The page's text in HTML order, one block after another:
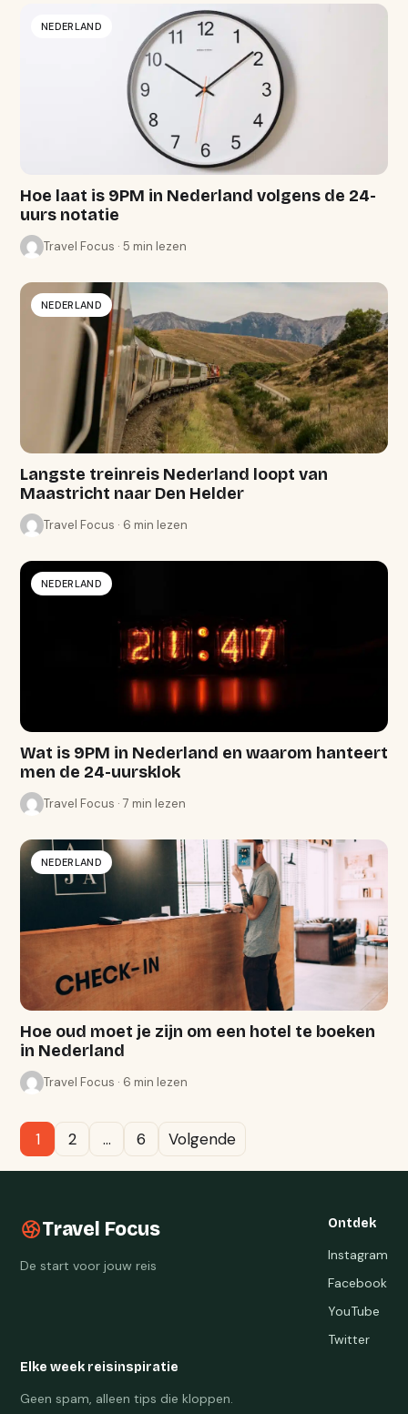
NEDERLAND
Hoe laat is 9PM in Nederland volgens de 24-
uurs notatie
Travel Focus · 5 min lezen
NEDERLAND
Langste treinreis Nederland loopt van
Maastricht naar Den Helder
Travel Focus · 6 min lezen
NEDERLAND
Wat is 9PM in Nederland en waarom hanteert
men de 24-uursklok
Travel Focus · 7 min lezen
NEDERLAND
Hoe oud moet je zijn om een hotel te boeken
in Nederland
Travel Focus · 6 min lezen
1 2 … 6 Volgende
Travel Focus
De start voor jouw reis
Ontdek
Instagram
Facebook
YouTube
Twitter
Elke week reisinspiratie
Geen spam, alleen tips die kloppen.